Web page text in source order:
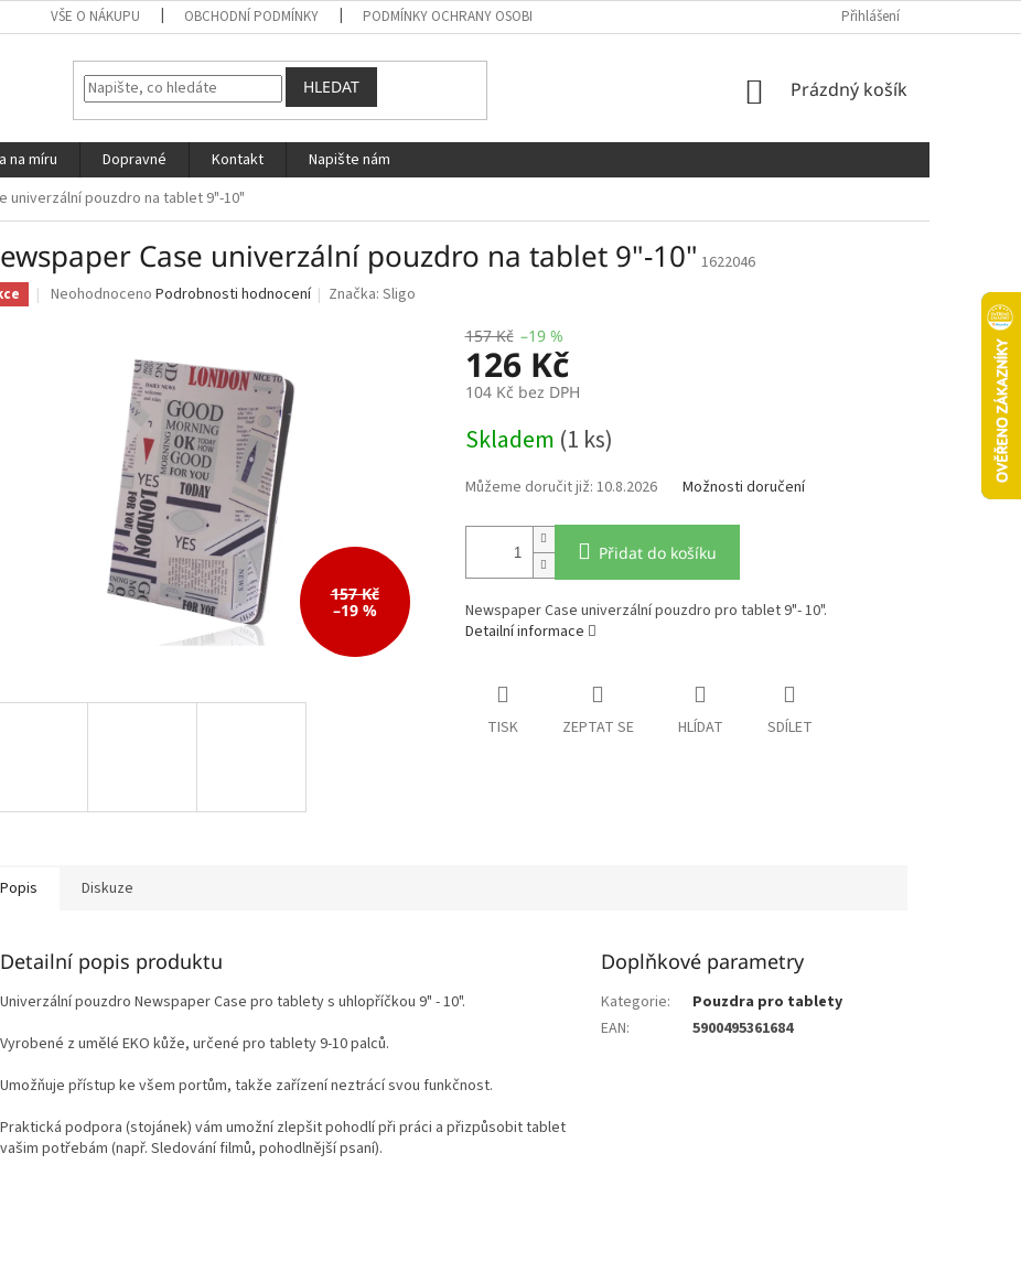
VŠE O NÁKUPU OBCHODNÍ PODMÍNKY PODMÍNKY OCHRANY OSOBNÍCH ÚDAJŮ Přihlášení
HLEDAT
NÁKUPNÍ
Prázdný košík
na míru Dopravné Kontakt
Napište nám
univerzální pouzdro na tablet 9"-10"
Case univerzální pouzdro na tablet 9"-10" 1622046
Průměrné
Neohodnoceno Podrobnosti hodnocení Značka:Sligo
157 Kč
–19 %
157 Kč –19 %
126 Kč
104 Kč bez DPH
cena:
Skladem (1 ks)
10.8.2026 Možnosti doručení
Přidat do košíku
Newspaper Case univerzální pouzdro pro tablet 9"- 10".
Detailní informace
TISK ZEPTAT SE HLÍDAT SDÍLET
Popis Diskuze
Detailní popis produktu
Univerzální pouzdro Newspaper Case pro tablety s uhlopříčkou 9" - 10".
Vyrobené z umělé EKO kůže, určené pro tablety 9-10 palců.
Umožňuje přístup ke všem portům, takže zařízení neztrácí svou funkčnost.
Praktická podpora (stojánek) vám umožní zlepšit pohodlí při práci a přizpůsobit tablet
vašim potřebám (např. Sledování filmů, pohodlnější psaní).
Doplňkové parametry
Kategorie:
Pouzdra pro tablety
EAN: 5900495361684